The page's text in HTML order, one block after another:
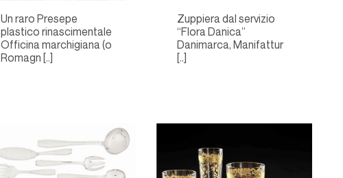
Un raro Presepe
plastico rinascimentale
Officina marchigiana (o
Romagn [..]
Zuppiera dal servizio
“Flora Danica”
Danimarca, Manifattur
[..]